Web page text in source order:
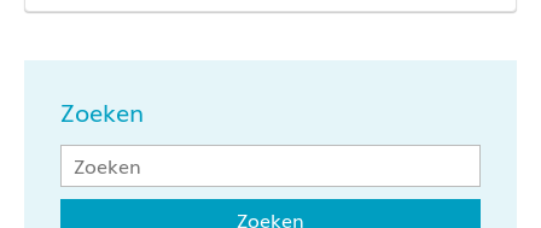
Zoeken